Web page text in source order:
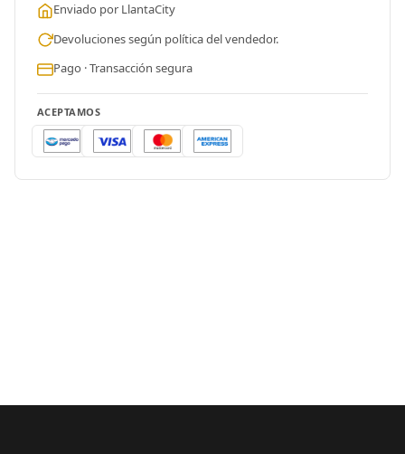
Enviado por LlantaCity
Devoluciones según política del vendedor.
Pago · Transacción segura
ACEPTAMOS